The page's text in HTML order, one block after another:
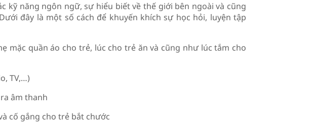
kỹ năng ngôn ngữ, sự hiểu biết về thế giới bên ngoài và cũng
đây là một số cách để khuyến khích sự học hỏi, luyện tập
mặc quần áo cho trẻ, lúc cho trẻ ăn và cũng như lúc tắm cho
TV,…)
âm thanh
cố gắng cho trẻ bắt chước